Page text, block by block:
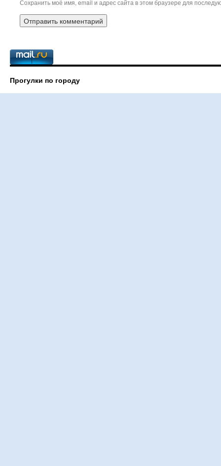
Сохранить моё имя, email и адрес сайта в этом браузере для
Прогулки по городу